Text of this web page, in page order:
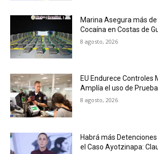
Marina Asegura más
Cocaína en Costas de
8 agosto, 2026
EU Endurece Controles
Amplía el uso de
8 agosto, 2026
Habrá más
el Caso Ayotzinapa: